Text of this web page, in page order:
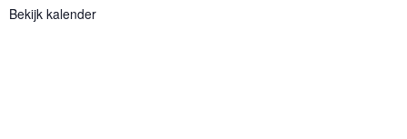
Bekijk kalender